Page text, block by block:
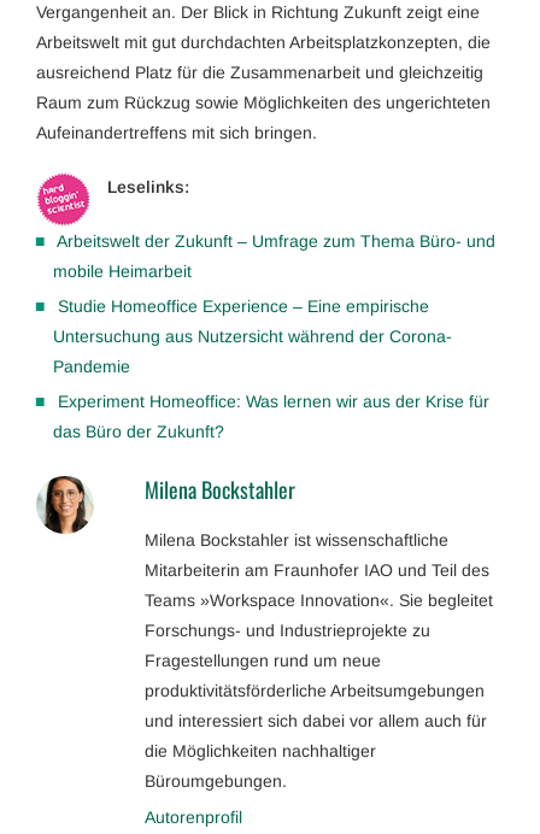
Vergangenheit an. Der Blick in Richtung Zukunft zeigt eine
Arbeitswelt mit gut durchdachten Arbeitsplatzkonzepten, die
ausreichend Platz für die Zusammenarbeit und gleichzeitig
Raum zum Rückzug sowie Möglichkeiten des ungerichteten
Aufeinandertreffens mit sich bringen.
Leselinks:
Arbeitswelt der Zukunft – Umfrage zum Thema Büro- und
mobile Heimarbeit
Studie Homeoffice Experience – Eine empirische
Untersuchung aus Nutzersicht während der Corona-
Pandemie
Experiment Homeoffice: Was lernen wir aus der Krise für
das Büro der Zukunft?
Milena Bockstahler
Milena Bockstahler ist wissenschaftliche
Mitarbeiterin am Fraunhofer IAO und Teil des
Teams »Workspace Innovation«. Sie begleitet
Forschungs- und Industrieprojekte zu
Fragestellungen rund um neue
produktivitätsförderliche Arbeitsumgebungen
und interessiert sich dabei vor allem auch für
die Möglichkeiten nachhaltiger
Büroumgebungen.
Autorenprofil